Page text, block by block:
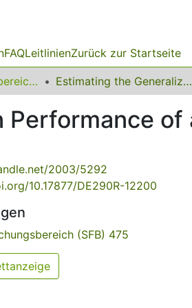
FAQLeitlinienZurück zur Startseite
Sonderforschungsbereich (SFB) 475 Estimating the Generalization Performance of a SVM Efficiently
2003/5292
10.17877/DE290R-12200
(SFB) 475